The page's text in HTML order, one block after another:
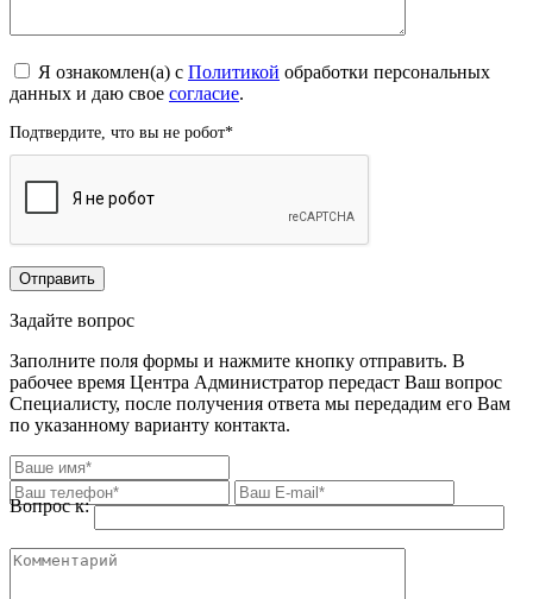
Я ознакомлен(а) с Политикой обработки персональных
данных и даю свое согласие.
Подтвердите, что вы не робот*
Задайте вопрос
Заполните поля формы и нажмите кнопку отправить. В
рабочее время Центра Администратор передаст Ваш вопрос
Специалисту, после получения ответа мы передадим его Вам
по указанному варианту контакта.
Вопрос к: